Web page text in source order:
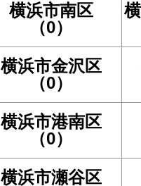
横浜市南区
（0）
横浜市金沢区
（0）
横浜市港南区
（0）
横浜市瀬谷区